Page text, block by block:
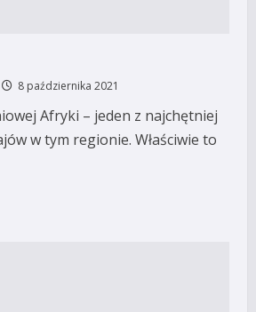
8 października 2021
Afryki – jeden z najchętniej
w tym regionie. Właściwie to